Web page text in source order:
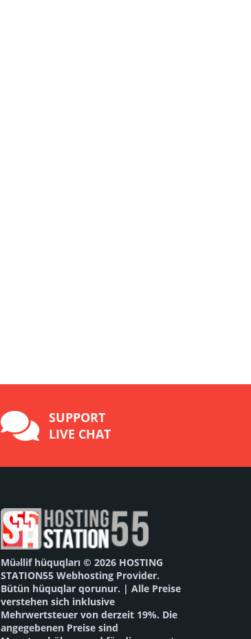
SUPPORT
LIVE CHAT
Müəllif hüquqları © 2026 HOSTING
STATION55 Webhosting Provider.
Bütün hüquqlar qorunur. | Alle Preise
verstehen sich inklusive
Mehrwertsteuer von derzeit 19%. Die
angegebenen Preise sind